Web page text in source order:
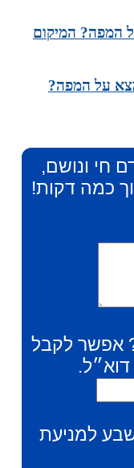
המפה? המיקום
על המפה?
חי ונושם,
כמה דקות!
אפשר לקבל
למניעת